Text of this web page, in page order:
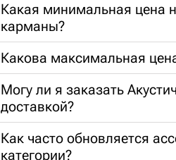
Какая минимальная цена
карманы?
Какова максимальная
Могу ли я заказать
доставкой?
Как часто обновляется
категории?